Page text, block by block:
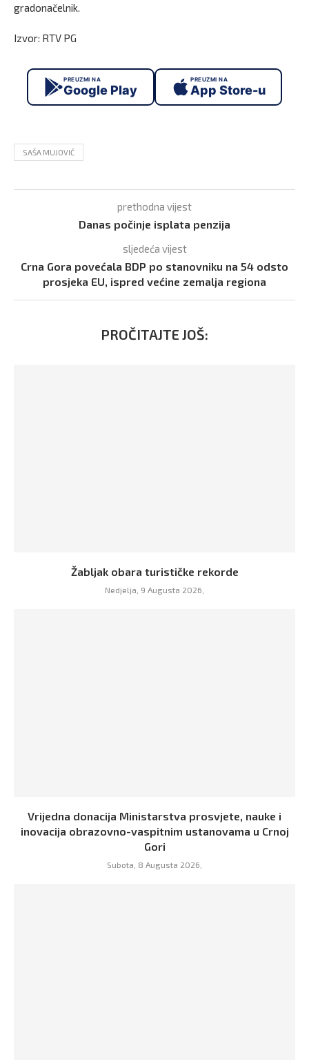
gradonačelnik.
Izvor: RTV PG
PREUZMI NA
Google Play
PREUZMI NA
App Store-u
SAŠA MUJOVIĆ
prethodna vijest
Danas počinje isplata penzija
sljedeća vijest
Crna Gora povećala BDP po stanovniku na 54 odsto
prosjeka EU, ispred većine zemalja regiona
PROČITAJTE JOŠ:
Žabljak obara turističke rekorde
Nedjelja, 9 Augusta 2026,
Vrijedna donacija Ministarstva prosvjete, nauke i
inovacija obrazovno-vaspitnim ustanovama u Crnoj
Gori
Subota, 8 Augusta 2026,